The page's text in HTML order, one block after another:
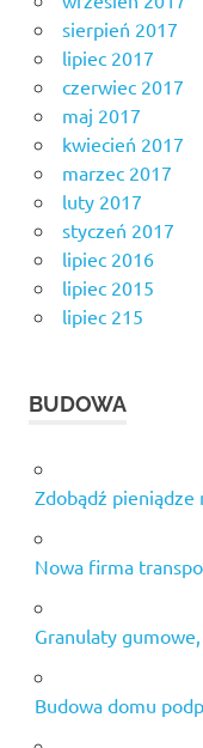
sierpień 2017
lipiec 2017
czerwiec 2017
maj 2017
kwiecień 2017
marzec 2017
luty 2017
styczeń 2017
lipiec 2016
lipiec 2015
lipiec 215
BUDOWA
Zdobądź pieniądze
Nowa firma
Granulaty
Budowa domu